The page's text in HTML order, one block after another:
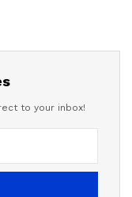
to your inbox!